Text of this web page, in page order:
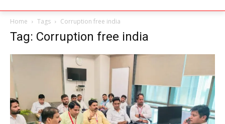
Home Tags Corruption free india
Tag: Corruption free india